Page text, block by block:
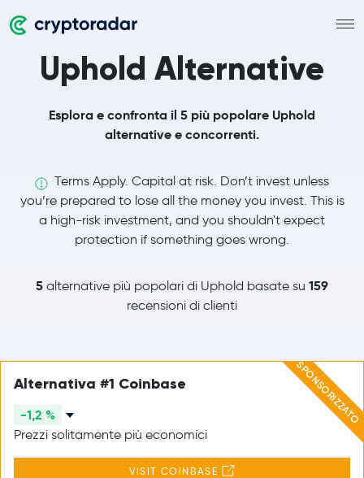
Uphold Alternative
Esplora e confronta il 5 più popolare Uphold
alternative e concorrenti.
Terms Apply. Capital at risk. Don’t invest unless
you’re prepared to lose all the money you invest. This is
a high-risk investment, and you shouldn't expect
protection if something goes wrong.
5 alternative più popolari di Uphold basate su 159
recensioni di clienti
SPONSORIZZATO
Alternativa #1 Coinbase
-1,2 %
Prezzi solitamente più economici
VISIT COINBASE